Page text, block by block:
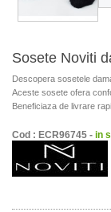
Sosete Noviti
Descopera sosetele
Aceste sosete ofera
Beneficiaza de livrare
Cod : ECR96745 - in